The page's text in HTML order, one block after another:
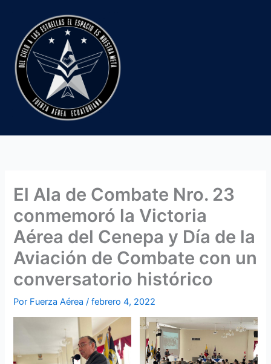
contenido
El Ala de Combate Nro. 23
conmemoró la Victoria
Aérea del Cenepa y Día de la
Aviación de Combate con un
conversatorio histórico
Por Fuerza Aérea/febrero 4, 2022